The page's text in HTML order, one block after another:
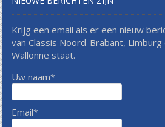
Krijg een email als er een nieuw
van Classis Noord-Brabant, Limburg
Wallonne staat.
Uw naam*
Email*